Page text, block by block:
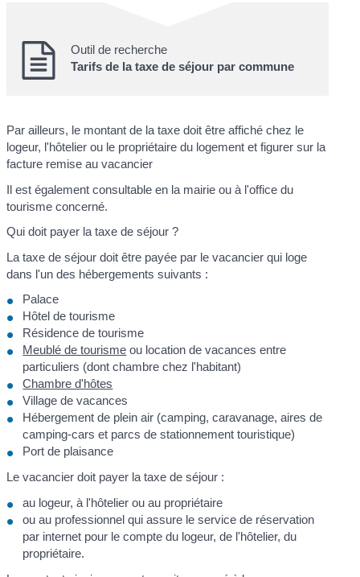
Outil de recherche
Tarifs de la taxe de séjour par commune
Par ailleurs, le montant de la taxe doit être affiché chez le
logeur, l'hôtelier ou le propriétaire du logement et figurer sur la
facture remise au vacancier
Il est également consultable en la mairie ou à l'office du
tourisme concerné.
Qui doit payer la taxe de séjour ?
La taxe de séjour doit être payée par le vacancier qui loge
dans l'un des hébergements suivants :
Palace
Hôtel de tourisme
Résidence de tourisme
Meublé de tourisme ou location de vacances entre
particuliers (dont chambre chez l'habitant)
Chambre d'hôtes
Village de vacances
Hébergement de plein air (camping, caravanage, aires de
camping-cars et parcs de stationnement touristique)
Port de plaisance
Le vacancier doit payer la taxe de séjour :
au logeur, à l'hôtelier ou au propriétaire
ou au professionnel qui assure le service de réservation
par internet pour le compte du logeur, de l'hôtelier, du
propriétaire.